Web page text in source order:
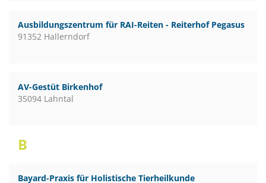
Ausbildungszentrum für RAI-Reiten - Reiterhof Pegasus
91352 Hallerndorf
AV-Gestüt Birkenhof
35094 Lahntal
B
Bayard-Praxis für Holistische Tierheilkunde